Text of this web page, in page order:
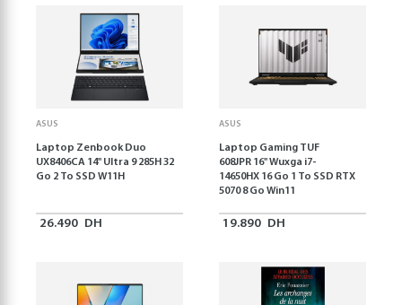
ASUS
Laptop Zenbook Duo
UX8406CA 14'' Ultra 9 285H 32
Go 2 To SSD W11H
26.490 DH
ASUS
Laptop Gaming TUF
608JPR 16'' Wuxga i7-
14650HX 16 Go 1 To SSD RTX
5070 8 Go Win11
19.890 DH